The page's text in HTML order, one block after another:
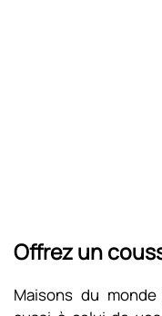
Offrez un
Maisons du